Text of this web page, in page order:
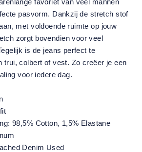
pasvorm. Dankzij de stretch stof
met voldoende ruimte op jouw
zorgt bovendien voor veel
is de jeans perfect te
trui, colbert of vest. Zo creëer je een
voor iedere dag.
98,5% Cotton, 1,5% Elastane
Denim Used